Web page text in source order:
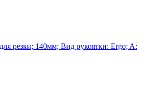
резки; 140мм; Вид рукоятки: Ergo; A: